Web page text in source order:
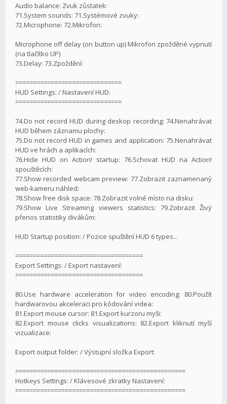
Audio balance: Zvuk zůstatek:
71.System sounds: 71.Systémové zvuky:
72.Microphone: 72.Mikrofon:
Microphone off delay (on button up) Mikrofon zpožděné vypnutí
(na tlačítko UP)
73.Delay: 73.Zpoždění:
==============================
HUD Settings: / Nastavení HUD:
==============================
74.Do not record HUD during deskop recording: 74.Nenahrávat
HUD během záznamu plochy:
75.Do not record HUD in games and application: 75.Nenahrávat
HUD ve hrách a aplikacích:
76.Hide HUD on Action! startup: 76.Schovat HUD na Action!
spouštěcích:
77.Show recorded webcam preview: 77.Zobrazit zaznamenaný
web-kameru náhled:
78.Show free disk space: 78.Zobrazit volné místo na disku:
79.Show Live Streaming viewers statistics: 79.Zobrazit Živý
přenos statistiky divákům:
HUD Startup position: / Pozice spuštění HUD 6 types...
====================================
Export Settings: / Export nastavení:
====================================
80.Use hardware acceleration for video encoding: 80.Použít
hardwarovou akceleraci pro kódování videa:
81.Export mouse cursor: 81.Export kurzoru myši:
82.Export mouse clicks visualizations: 82.Export kliknutí myší
vizualizace:
Export output folder: / Výstupní složka Export:
================================================
Hotkeys Settings: / Klávesové zkratky Nastavení:
================================================